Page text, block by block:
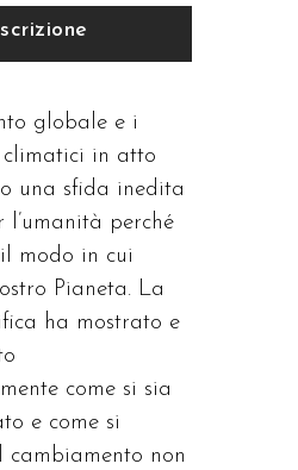
globale e i
in atto
una sfida inedita
l’umanità perché
modo in cui
Pianeta. La
ha mostrato e
come si sia
e come si
cambiamento non